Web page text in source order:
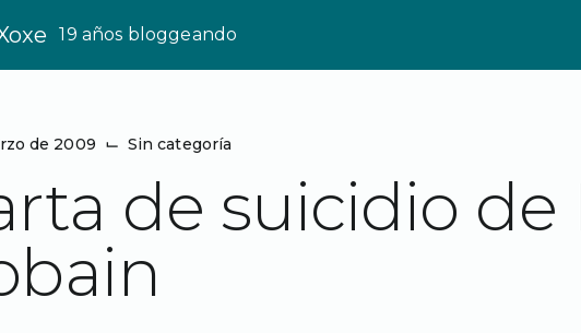
19 años bloggeando
de 2009 ⌙ Sin categoría
de suicidio de